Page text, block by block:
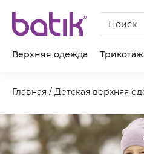
Поиск
Верхняя одежда Трикотаж
Главная / Детская верхняя